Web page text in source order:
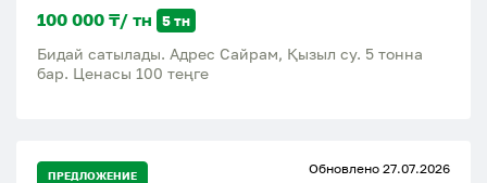
100 000 ₸/ тн 5 тн
Бидай сатылады. Адрес Сайрам, Қызыл су. 5 тонна
бар. Ценасы 100 теңге
ПРЕДЛОЖЕНИЕ Обновлено 27.07.2026